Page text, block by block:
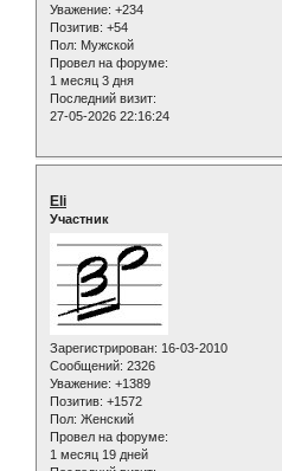
Уважение: +234
Позитив: +54
Пол: Мужской
Провел на форуме:
1 месяц 3 дня
Последний визит:
27-05-2026 22:16:24
Eli
Участник
Зарегистрирован: 16-03-2010
Сообщений: 2326
Уважение: +1389
Позитив: +1572
Пол: Женский
Провел на форуме:
1 месяц 19 дней